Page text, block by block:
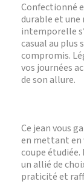
Confectionné
durable et
intemporelle
casual au plus
compromis.
vos journées
de son allure.
Ce jean vous
en mettant en
coupe
un allié de
praticité et